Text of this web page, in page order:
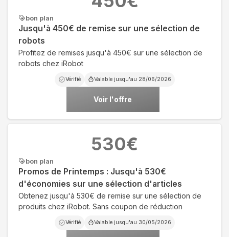
bon plan
Jusqu'à 450€ de remise sur une sélection de
robots
Profitez de remises jusqu'à 450€ sur une sélection de
robots chez iRobot
Vérifié Valable jusqu'au 28/06/2026
Voir l'offre
bon plan
Promos de Printemps : Jusqu'à 530€
d'économies sur une sélection d'articles
Obtenez jusqu'à 530€ de remise sur une sélection de
produits chez iRobot. Sans coupon de réduction
Vérifié Valable jusqu'au 30/05/2026
530€